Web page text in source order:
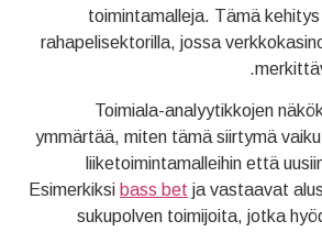
toimintamalleja. Tämä
rahapelisektorilla, jossa
Toimiala-analyytikkojen
ymmärtää, miten tämä siirtymä
liiketoimintamalleihin että
Esimerkiksi bass bet ja vastaavat
sukupolven toimijoita, jotka